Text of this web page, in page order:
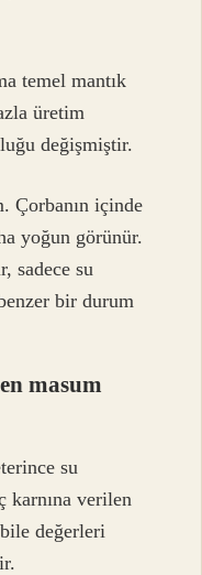
temel mantık
üretim
değişmiştir.
Çorbanın içinde
yoğun görünür.
sadece su
bir durum
masum
su
karnına verilen
değerleri